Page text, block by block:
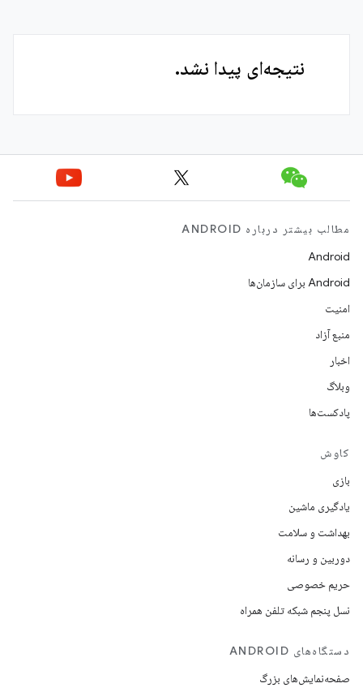
نتیجه‌ای پیدا نشد.
مطالب بیشتر درباره ANDROID
Android
Android برای سازمان‌ها
امنیت
منبع آزاد
اخبار
وبلاگ
پادکست‌ها
کاوش
بازی
یادگیری ماشین
بهداشت و سلامت
دوربین و رسانه
حریم خصوصی
نسل پنجم شبکه تلفن همراه
دستگاه‌های ANDROID
صفحه‌نمایش‌های بزرگ